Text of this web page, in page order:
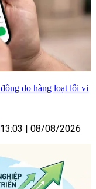
do hàng loạt lỗi vi
13:03 | 08/08/2026